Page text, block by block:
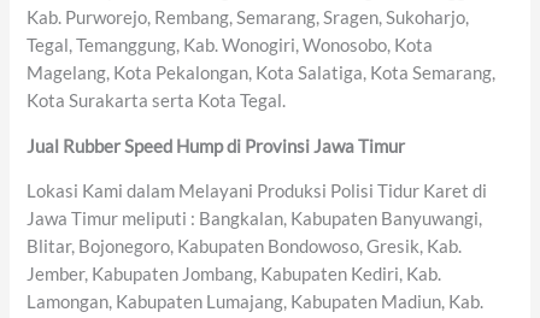
Kab. Purworejo, Rembang, Semarang, Sragen, Sukoharjo,
Tegal, Temanggung, Kab. Wonogiri, Wonosobo, Kota
Magelang, Kota Pekalongan, Kota Salatiga, Kota Semarang,
Kota Surakarta serta Kota Tegal.
Jual Rubber Speed Hump di Provinsi Jawa Timur
Lokasi Kami dalam Melayani Produksi Polisi Tidur Karet di
Jawa Timur meliputi : Bangkalan, Kabupaten Banyuwangi,
Blitar, Bojonegoro, Kabupaten Bondowoso, Gresik, Kab.
Jember, Kabupaten Jombang, Kabupaten Kediri, Kab.
Lamongan, Kabupaten Lumajang, Kabupaten Madiun, Kab.